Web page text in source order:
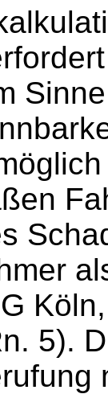
5).